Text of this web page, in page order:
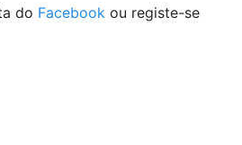
do Facebook ou registe-se